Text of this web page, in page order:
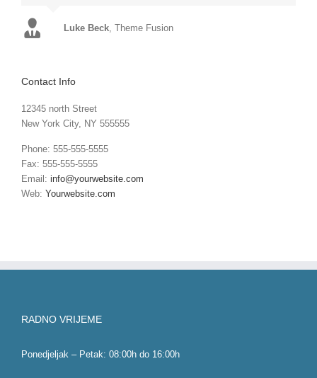
Luke Beck Theme Fusion
Contact Info
12345 north Street
New York City, NY 555555
Phone: 555-555-5555
Fax: 555-555-5555
Email: info@yourwebsite.com
Web: Yourwebsite.com
RADNO VRIJEME
Ponedjeljak – Petak: 08:00h do 16:00h